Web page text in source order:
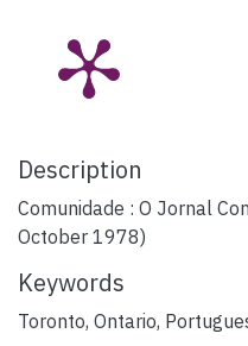
Description
Comunidade : O Jornal
October 1978)
Keywords
Toronto, Ontario,